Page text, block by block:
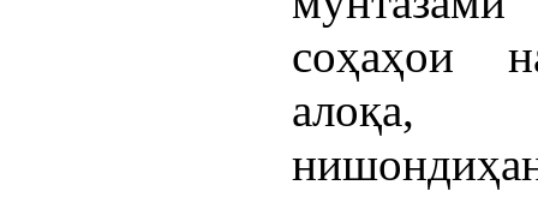
соҳаҳои